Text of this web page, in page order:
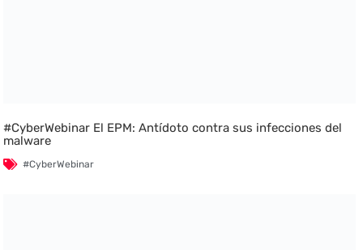
#CyberWebinar El EPM: Antídoto contra sus infecciones del
malware
#CyberWebinar